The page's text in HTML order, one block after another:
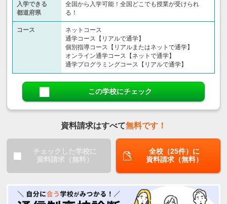
入学できる
都道府県
全国から入学可能！全国どこでも授業が受けられ
る！
コース
ネットコース
通学コース【リアルで通学】
個別指導コース【リアルまたはネットで通学】
オンライン通学コース【ネットで通学】
通学プログラミングコース【リアルで通学】
この学校にチェック
資料請求はすべて無料です！
チェックした学校に
資料請求（無料）
全校（25件）に
資料請求（無料）